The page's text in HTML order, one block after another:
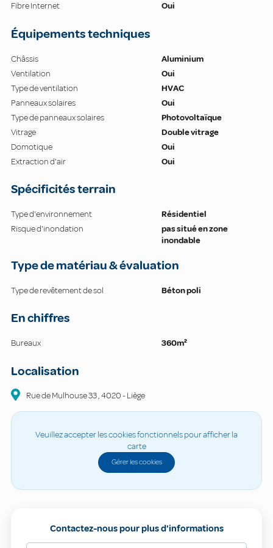
Fibre Internet
Oui
Équipements techniques
Châssis
Aluminium
Ventilation
Oui
Type de ventilation
HVAC
Panneaux solaires
Oui
Type de panneaux solaires
Photovoltaïque
Vitrage
Double vitrage
Domotique
Oui
Extraction d'air
Oui
Spécificités terrain
Type d'environnement
Résidentiel
Risque d'inondation
pas situé en zone
inondable
Type de matériau & évaluation
Type de revêtement de sol Béton poli
En chiffres
Bureaux 360m²
Localisation
Rue de Mulhouse33,4020-Liège
Veuillez accepter les cookies fonctionnels pour afficher la
carte
Gérer les cookies
Contactez-nous pour plus d'informations